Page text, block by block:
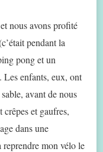
nous avons profité
pendant la
pong et un
enfants, eux, ont
avant de nous
et gaufres,
dans une
reprendre mon vélo le